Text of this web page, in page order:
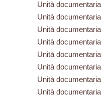
Unità documentaria
Unità documentaria
Unità documentaria
Unità documentaria
Unità documentaria
Unità documentaria
Unità documentaria
Unità documentaria